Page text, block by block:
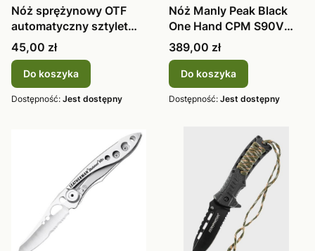
Nóż sprężynowy OTF
automatyczny sztylet
Dominator
Cena
45,00 zł
Do koszyka
Dostępność: Jest dostępny
Nóż Manly Peak Black
One Hand CPM S90V
59-61 HRC
Cena
389,00 zł
Do koszyka
Dostępność: Jest dostępny